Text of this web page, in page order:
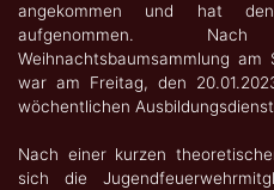
angekommen und hat den
aufgenommen.
Weihnachtsbaumsammlung
war am Freitag, den
wöchentlichen
Nach einer kurzen
sich die